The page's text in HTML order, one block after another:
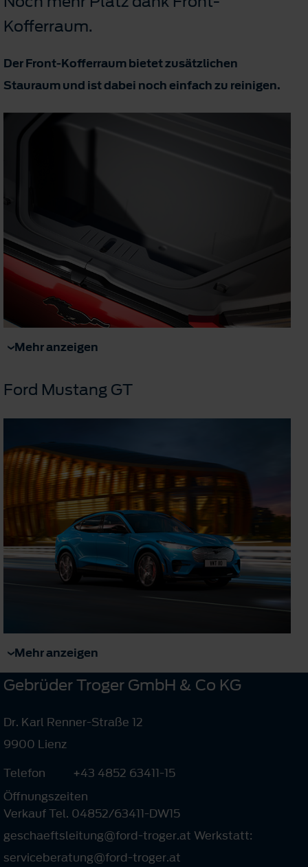
Kofferraum.
Der Front-Kofferraum bietet zusätzlichen
Stauraum und ist dabei noch einfach zu reinigen.
Mehr anzeigen
Ford Mustang GT
Mehr anzeigen
Gebrüder Troger GmbH & Co KG
Dr. Karl Renner-Straße 12
9900 Lienz
Telefon
+43 4852 63411-15
Öffnungszeiten
Verkauf Tel. 04852/63411-DW15
geschaeftsleitung@ford-troger.at Werkstatt:
serviceberatung@ford-troger.at